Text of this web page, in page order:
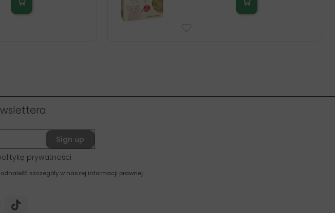
Sign up
prywatności
szczegóły w naszej informacji prawnej.